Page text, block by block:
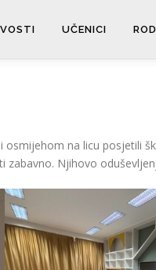
UČENICI
na licu posjetili
Njihovo